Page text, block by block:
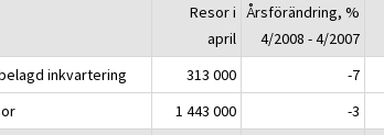
Resor i
april
Årsförändring, %
4/2008 - 4/2007
inkvartering
313 000 -7
1 443 000 -3